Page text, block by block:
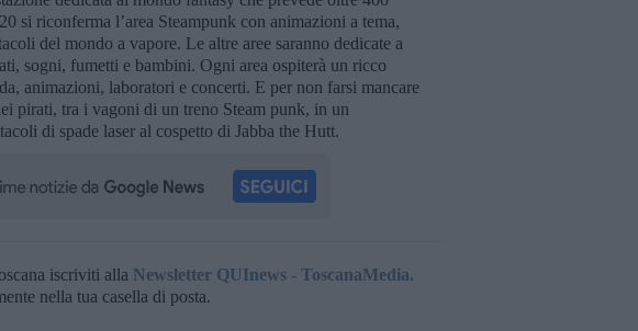
si riconferma l’area Steampunk con animazioni a tema,
del mondo a vapore. Le altre aree saranno dedicate a
sogni, fumetti e bambini. Ogni area ospiterà un ricco
animazioni, laboratori e concerti. E per non farsi mancare
pirati, tra i vagoni di un treno Steam punk, in un
di spade laser al cospetto di Jabba the Hutt.
iscriviti alla Newsletter QUInews - ToscanaMedia.
nella tua casella di posta.